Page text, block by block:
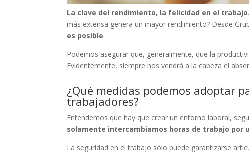
La clave del rendimiento, la felicidad en el trabajo
más extensa genera un mayor rendimiento? Desde
es posible.
Podemos asegurar que, generalmente, que la
Evidentemente, siempre nos vendrá a la cabeza el
¿Qué medidas podemos adoptar
trabajadores?
Entendemos que hay que crear un entorno laboral,
solamente intercambiamos horas de trabajo por
La seguridad en el trabajo sólo puede garantizarse